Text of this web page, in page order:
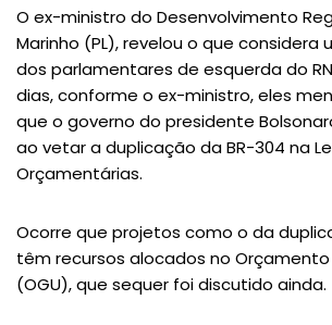
O ex-ministro do Desenvolvimento
Marinho (PL), revelou o que considera
dos parlamentares de esquerda do
dias, conforme o ex-ministro, eles
que o governo do presidente
ao vetar a duplicação da BR-304 na
Orçamentárias.
Ocorre que projetos como o da
têm recursos alocados no Orçamento
(OGU), que sequer foi discutido ainda.